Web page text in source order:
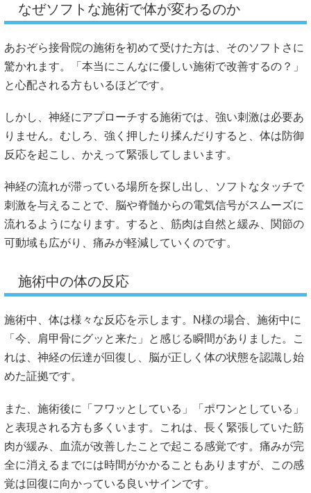
なぜソフトな施術で体が変わるのか
あおぞら接骨院の施術を初めて受けた方は、そのソフトさに
驚かれます。「本当にこんなに優しい施術で改善するの？」
と心配される方もいるほどです。
しかし、神経にアプローチする施術では、強い刺激は必要あ
りません。むしろ、強く押したり揉んだりすると、体は防御
反応を起こし、かえって緊張してしまいます。
神経の流れが滞っている場所を探し出し、ソフトなタッチで
刺激を与えることで、脳や脊髄からの電気信号がスムーズに
流れるようになります。すると、筋肉は自然と緩み、関節の
可動域も広がり、痛みが軽減していくのです。
施術中の体の反応
施術中、体は様々な反応を示します。N様の場合、施術中に
「今、肩甲骨にグッと来た」と感じる瞬間がありました。こ
れは、神経の伝達が回復し、脳が正しく体の状態を認識し始
めた証拠です。
また、施術後に「フワッとしている」「ポワンとしている」
と表現される方も多くいます。これは、長く緊張していた筋
肉が緩み、血流が改善したことで起こる感覚です。痛みが完
全に消えるまでには時間がかかることもありますが、この感
覚は回復に向かっている良いサインです。